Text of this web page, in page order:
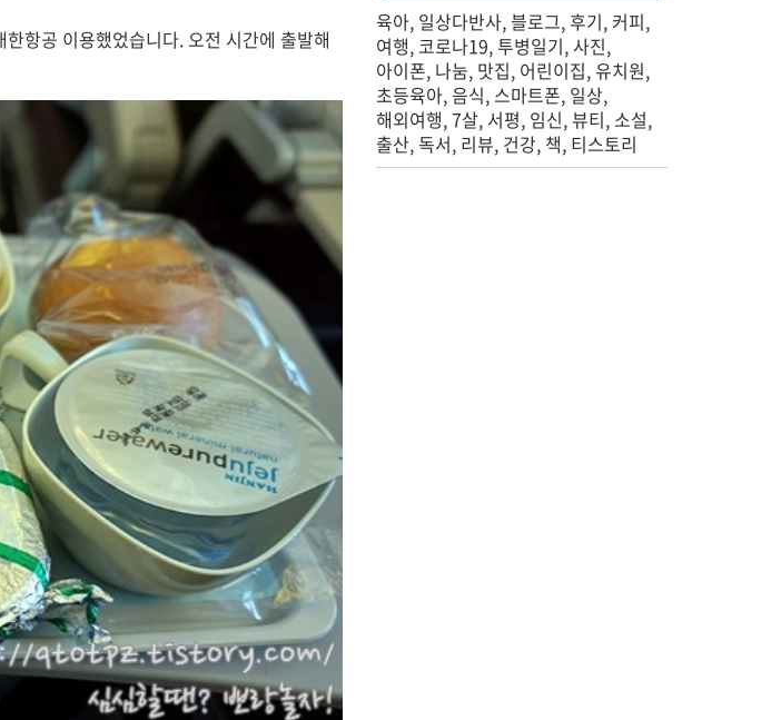
항공 이용했었습니다. 오전 시간에 출발해
육아 일상다반사 블로그 후기 커피
여행 코로나19 투병일기 사진
아이폰 나눔 맛집 어린이집 유치원
초등육아 음식 스마트폰 일상
해외여행 7살 서평 임신 뷰티 소설
출산 독서 리뷰 건강 책 티스토리